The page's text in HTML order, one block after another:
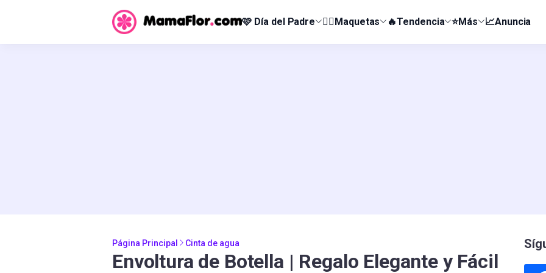
🩷 Día del Padre 👰‍♀️Maquetas 🔥Tendencia ⭐Más 📈Anuncia
Página Principal Cinta de agua
Envoltura de Botella | Regalo Elegante y Fácil